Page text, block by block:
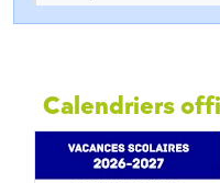
Calendriers